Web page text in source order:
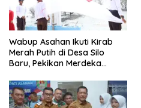
Wabup Asahan Ikuti Kirab
Merah Putih di Desa Silo
Baru, Pekikan Merdeka